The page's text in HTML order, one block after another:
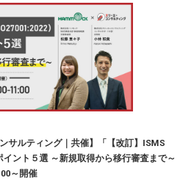
サルティング｜共催】「【改訂】ISMS
イント５選​ ～新規取得から移行審査まで～​
～開催